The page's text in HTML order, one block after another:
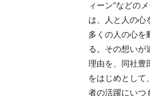
ィーン”などの
は、人と人の心
多くの人の心を
る。その想いが
理由を、同社
をはじめとして
者の活躍にいつ